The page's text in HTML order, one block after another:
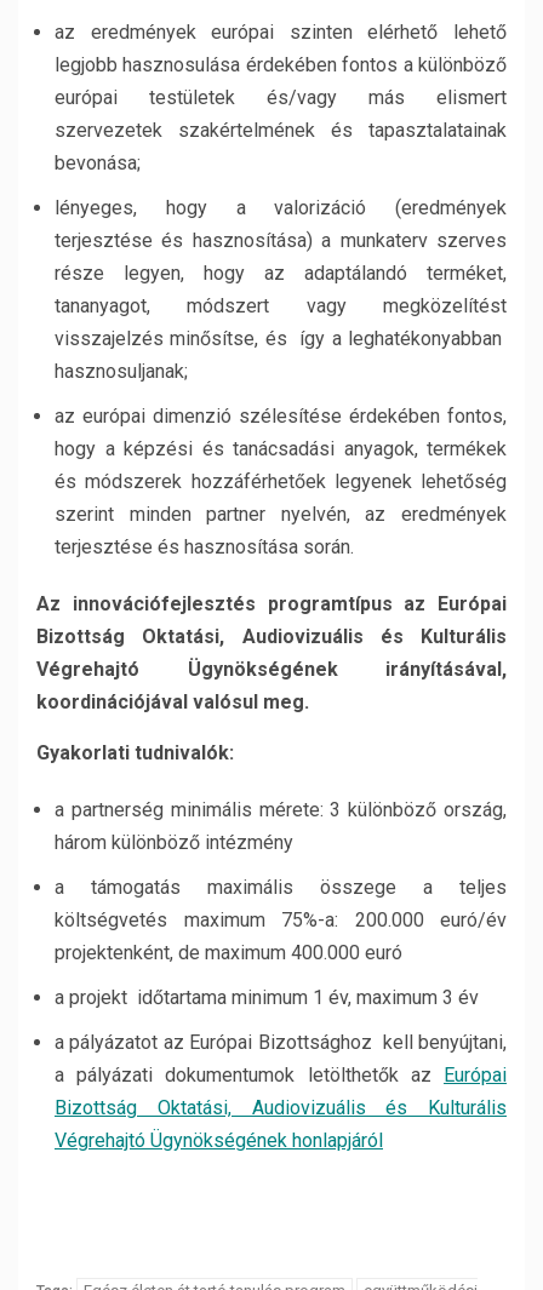
az eredmények európai szinten elérhető lehető
legjobb hasznosulása érdekében fontos a különböző
európai testületek és/vagy más elismert
szervezetek szakértelmének és tapasztalatainak
bevonása;
lényeges, hogy a valorizáció (eredmények
terjesztése és hasznosítása) a munkaterv szerves
része legyen, hogy az adaptálandó terméket,
tananyagot, módszert vagy megközelítést
visszajelzés minősítse, és így a leghatékonyabban
hasznosuljanak;
az európai dimenzió szélesítése érdekében fontos,
hogy a képzési és tanácsadási anyagok, termékek
és módszerek hozzáférhetőek legyenek lehetőség
szerint minden partner nyelvén, az eredmények
terjesztése és hasznosítása során.
Az innovációfejlesztés programtípus az Európai
Bizottság Oktatási, Audiovizuális és Kulturális
Végrehajtó Ügynökségének irányításával,
koordinációjával valósul meg.
Gyakorlati tudnivalók:
a partnerség minimális mérete: 3 különböző ország,
három különböző intézmény
a támogatás maximális összege a teljes
költségvetés maximum 75%-a: 200.000 euró/év
projektenként, de maximum 400.000 euró
a projekt időtartama minimum 1 év, maximum 3 év
a pályázatot az Európai Bizottsághoz kell benyújtani,
a pályázati dokumentumok letölthetők az Európai
Bizottság Oktatási, Audiovizuális és Kulturális
Végrehajtó Ügynökségének honlapjáról